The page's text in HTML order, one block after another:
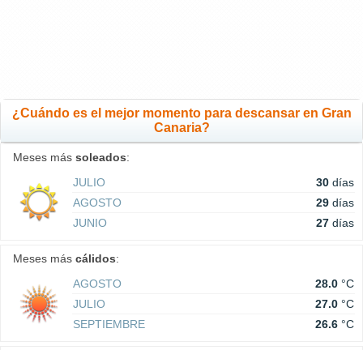
¿Cuándo es el mejor momento para descansar en Gran
Canaria?
Meses más soleados:
JULIO
30 días
AGOSTO
29 días
JUNIO
27 días
Meses más cálidos:
AGOSTO
28.0 °C
JULIO
27.0 °C
SEPTIEMBRE
26.6 °C